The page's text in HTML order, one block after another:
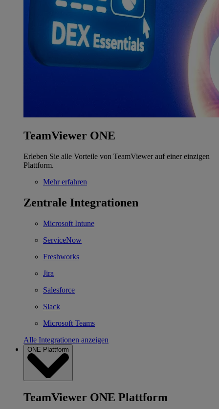
TeamViewer ONE
Erleben Sie alle Vorteile von TeamViewer auf einer einzigen
Plattform.
Mehr erfahren
Zentrale Integrationen
Microsoft Intune
ServiceNow
Freshworks
Jira
Salesforce
Slack
Microsoft Teams
Alle Integrationen anzeigen
ONE Plattform
TeamViewer ONE Plattform